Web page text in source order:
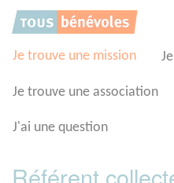
Je trouve une mission
Je trouve une association
J'ai une question
Référent
Panneau de gestion des cookies